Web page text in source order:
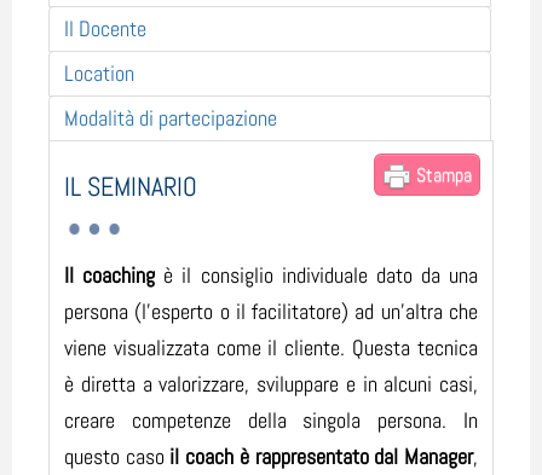
Il Docente
Location
Modalità di partecipazione
Stampa
IL SEMINARIO
Il coaching è il consiglio individuale dato da una
persona (l’esperto o il facilitatore) ad un’altra che
viene visualizzata come il cliente. Questa tecnica
è diretta a valorizzare, sviluppare e in alcuni casi,
creare competenze della singola persona. In
questo caso il coach è rappresentato dal Manager,